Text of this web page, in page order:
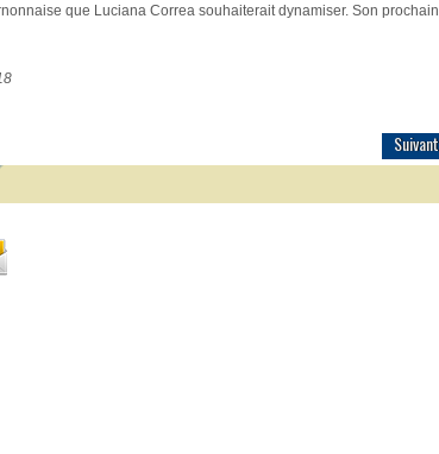
que Luciana Correa souhaiterait dynamiser. Son prochain